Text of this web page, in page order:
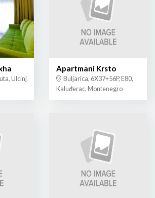
Ulcinj
Apartmani Krsto
Buljarica, 6X37+56P, E80,
Kaluđerac, Montenegro